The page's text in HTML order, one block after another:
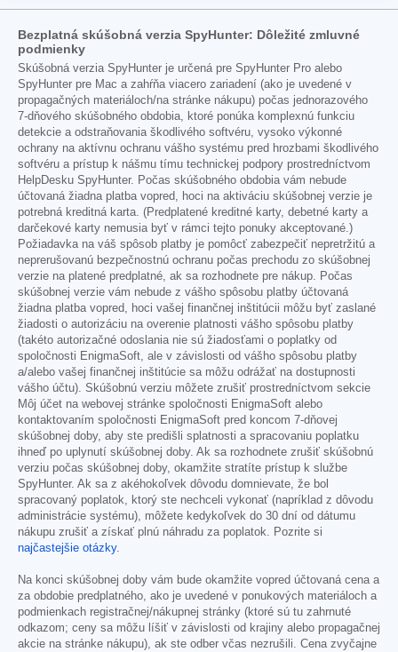
Bezplatná skúšobná verzia SpyHunter: Dôležité zmluvné
podmienky
Skúšobná verzia SpyHunter je určená pre SpyHunter Pro alebo
SpyHunter pre Mac a zahŕňa viacero zariadení (ako je uvedené v
propagačných materiáloch/na stránke nákupu) počas jednorazového
7-dňového skúšobného obdobia, ktoré ponúka komplexnú funkciu
detekcie a odstraňovania škodlivého softvéru, vysoko výkonné
ochrany na aktívnu ochranu vášho systému pred hrozbami škodlivého
softvéru a prístup k nášmu tímu technickej podpory prostredníctvom
HelpDesku SpyHunter. Počas skúšobného obdobia vám nebude
účtovaná žiadna platba vopred, hoci na aktiváciu skúšobnej verzie je
potrebná kreditná karta. (Predplatené kreditné karty, debetné karty a
darčekové karty nemusia byť v rámci tejto ponuky akceptované.)
Požiadavka na váš spôsob platby je pomôcť zabezpečiť nepretržitú a
neprerušovanú bezpečnostnú ochranu počas prechodu zo skúšobnej
verzie na platené predplatné, ak sa rozhodnete pre nákup. Počas
skúšobnej verzie vám nebude z vášho spôsobu platby účtovaná
žiadna platba vopred, hoci vašej finančnej inštitúcii môžu byť zaslané
žiadosti o autorizáciu na overenie platnosti vášho spôsobu platby
(takéto autorizačné odoslania nie sú žiadosťami o poplatky od
spoločnosti EnigmaSoft, ale v závislosti od vášho spôsobu platby
a/alebo vašej finančnej inštitúcie sa môžu odrážať na dostupnosti
vášho účtu). Skúšobnú verziu môžete zrušiť prostredníctvom sekcie
Môj účet na webovej stránke spoločnosti EnigmaSoft alebo
kontaktovaním spoločnosti EnigmaSoft pred koncom 7-dňovej
skúšobnej doby, aby ste predišli splatnosti a spracovaniu poplatku
ihneď po uplynutí skúšobnej doby. Ak sa rozhodnete zrušiť skúšobnú
verziu počas skúšobnej doby, okamžite stratíte prístup k službe
SpyHunter. Ak sa z akéhokoľvek dôvodu domnievate, že bol
spracovaný poplatok, ktorý ste nechceli vykonať (napríklad z dôvodu
administrácie systému), môžete kedykoľvek do 30 dní od dátumu
nákupu zrušiť a získať plnú náhradu za poplatok. Pozrite si
najčastejšie otázky.
Na konci skúšobnej doby vám bude okamžite vopred účtovaná cena a
za obdobie predplatného, ako je uvedené v ponukových materiáloch a
podmienkach registračnej/nákupnej stránky (ktoré sú tu zahrnuté
odkazom; ceny sa môžu líšiť v závislosti od krajiny alebo propagačnej
akcie na stránke nákupu), ak ste odber včas nezrušili. Cena zvyčajne